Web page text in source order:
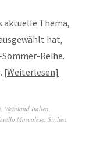
aktuelle Thema,
hat,
Reihe.
Weiterlesen
Weinland Italien
Mascalese Sizilien